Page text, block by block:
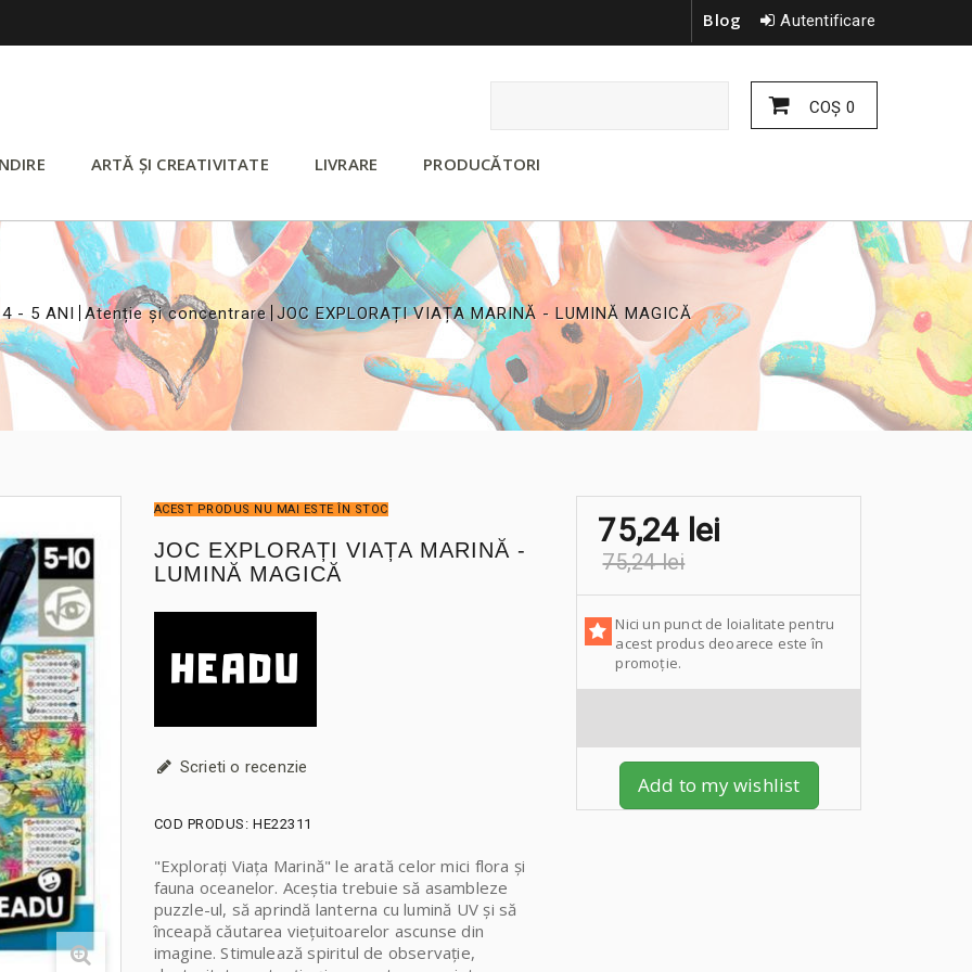
Autentificare
Blog
COŞ 0
ARTĂ ȘI CREATIVITATE LIVRARE PRODUCĂTORI
4 - 5 ANI
>
Atenție și concentrare
>
JOC EXPLORAȚI VIAȚA MARINĂ - LUMINĂ MAGICĂ
ACEST PRODUS NU MAI ESTE ÎN STOC
JOC EXPLORAȚI VIAȚA MARINĂ -
LUMINĂ MAGICĂ
Scrieti o recenzie
COD PRODUS: HE22311
"Explorați Viața Marină" le arată celor mici flora și
fauna oceanelor. Aceștia trebuie să asambleze
puzzle-ul, să aprindă lanterna cu lumină UV și să
înceapă căutarea viețuitoarelor ascunse din
imagine. Stimulează spiritul de observație,
75,24 lei
75,24 lei
Nici un punct de loialitate pentru
acest produs deoarece este în
promoție.
Add to my wishlist